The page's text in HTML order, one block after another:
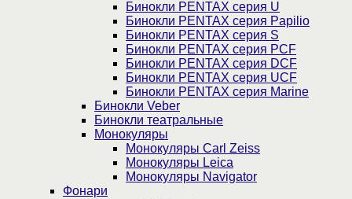
Бинокли PENTAX серия U
Бинокли PENTAX серия Papilio
Бинокли PENTAX серия S
Бинокли PENTAX серия PCF
Бинокли PENTAX серия DCF
Бинокли PENTAX серия UCF
Бинокли PENTAX серия Marine
Бинокли Veber
Бинокли театральные
Монокуляры
Монокуляры Carl Zeiss
Монокуляры Leica
Монокуляры Navigator
Фонари